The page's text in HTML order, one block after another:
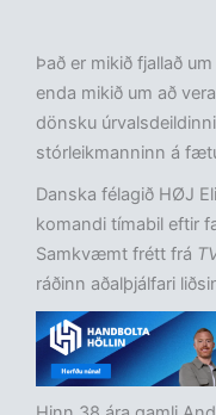
Það er mikið fjallað
enda mikið um að
dönsku
stórleikmanninn á
Danska félagið HØJ
komandi tímabil eftir
Samkvæmt frétt frá
ráðinn aðalþjálfari